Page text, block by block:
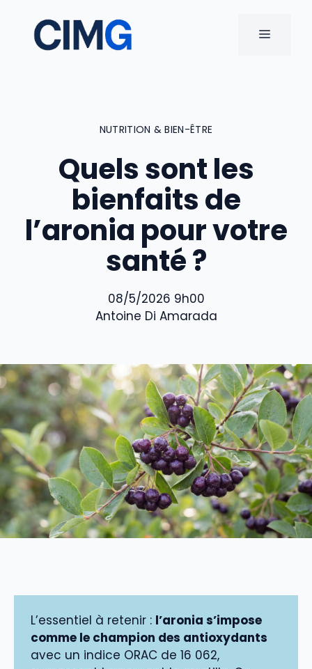
contenu
MENU
NUTRITION & BIEN-ÊTRE
Quels sont les
bienfaits de
l’aronia pour votre
santé ?
08/5/2026 9h00
Antoine Di Amarada
L’essentiel à retenir : l’aronia s’impose
comme le champion des antioxydants
avec un indice ORAC de 16 062,